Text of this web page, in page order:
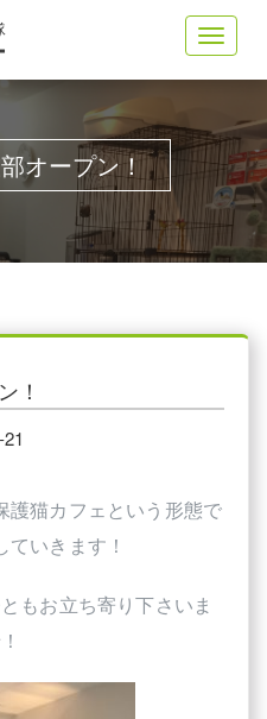
オープン！
！
護猫カフェという形態で
ていきます！
もお立ち寄り下さいま